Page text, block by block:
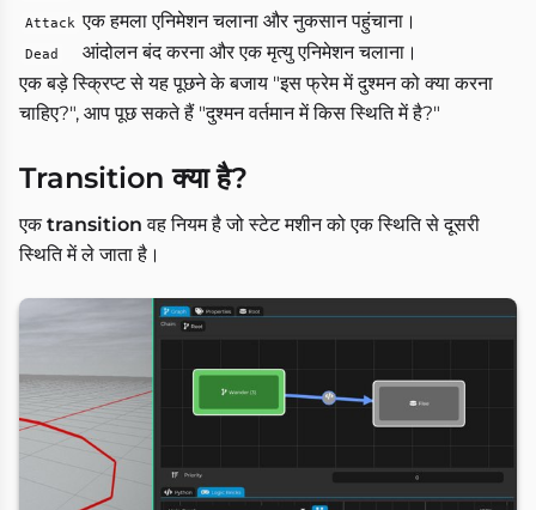
Attack एक हमला एनिमेशन चलाना और नुकसान पहुंचाना।
Dead
आंदोलन बंद करना और एक मृत्यु एनिमेशन चलाना।
एक बड़े स्क्रिप्ट से यह पूछने के बजाय "इस फ्रेम में दुश्मन को क्या करना
चाहिए?", आप पूछ सकते हैं "दुश्मन वर्तमान में किस स्थिति में है?"
Transition क्या है?
एकtransition वह नियम है जो स्टेट मशीन को एक स्थिति से दूसरी
स्थिति में ले जाता है।